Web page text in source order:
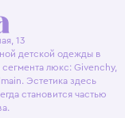
13
детской одежды в
люкс: Givenchy,
Эстетика здесь
становится частью